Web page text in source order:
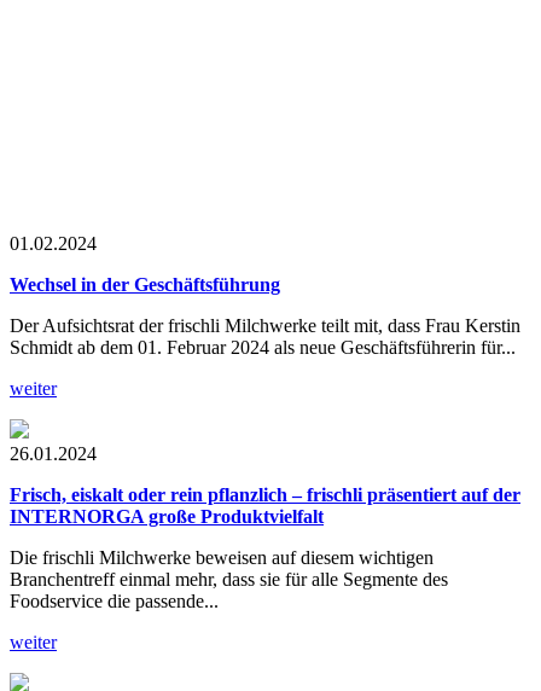
01.02.2024
Wechsel in der Geschäftsführung
Der Aufsichtsrat der frischli Milchwerke teilt mit, dass Frau Kerstin
Schmidt ab dem 01. Februar 2024 als neue Geschäftsführerin für...
weiter
26.01.2024
Frisch, eiskalt oder rein pflanzlich – frischli präsentiert auf der
INTERNORGA große Produktvielfalt
Die frischli Milchwerke beweisen auf diesem wichtigen
Branchentreff einmal mehr, dass sie für alle Segmente des
Foodservice die passende...
weiter